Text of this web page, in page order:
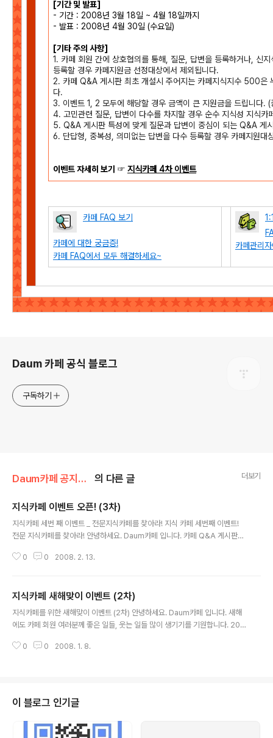
[기간 및 발표]
- 기간 : 2008년 3월 18일 ~ 4월 18일까지
- 발표 : 2008년 4월 30일 (수요일)
[기타 주의 사항]
1. 카페 회원 간에 상호협의를 통해, 질문, 답변을 등록하거나, 신
등록할 경우 카페지원금 선정대상에서 제외됩니다.
2. 카페 Q&A 게시판 최초 개설시 주어지는 카페지식지수 500은
다.
3. 이벤트 1, 2 모두에 해당할 경우 금액이 큰 지원금을 드립니다. (
4. 고민관련 질문, 답변이 다수를 차지할 경우 순수 지식성 지식카
5. Q&A 게시판 특성에 맞게 질문과 답변이 중심이 되는 Q&A 게
6. 단답형, 중복성, 의미없는 답변을 다수 등록할 경우 카페지원대
이벤트 자세히 보기 ☞ 지식카페 4차 이벤트
카페 FAQ 보기
카페에 대한 궁금증!
카페 FAQ에서 모두 해결하세요~
카페관리
Daum 카페 공식 블로그
구독하기
Daum카페 공지사항/이벤트 의 다른 글 더보기
지식카페 이벤트 오픈! (3차)
지식카페 세번 째 이벤트 _ 전문지식카페를 찾아라! 지식 카페 세번째 이벤트!
전문 지식카페를 찾아라! 안녕하세요. Daum카페 입니다. 카페 Q&A 게시판을
주시는 회원?여러분께 끊임 없는 지원을 드리고자 2008년 2월 12일,?새..
0 0 2008. 2. 13.
지식카페 새해맞이 이벤트 (2차)
지식카페를 위한 새해맞이 이벤트 (2차) 안녕하세요. Daum카페 입니다. 새해
에도 카페 회원 여러분께 좋은 일들, 웃는 일들 많이 생기기를 기원합니다. 200
월 4일부터 2월 3일까지 [새해맞이 지식카페 이벤트] 를 진행합니다. 카페 ..
0 0 2008. 1. 8.
이 블로그 인기글